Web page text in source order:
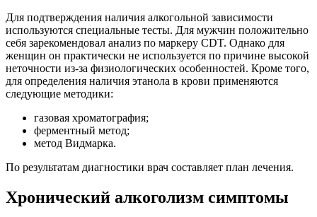
Для подтверждения наличия алкогольной зависимости
используются специальные тесты. Для мужчин положительно
себя зарекомендовал анализ по маркеру CDT. Однако для
женщин он практически не используется по причине высокой
неточности из-за физиологических особенностей. Кроме того,
для определения наличия этанола в крови применяются
следующие методики:
газовая хроматография;
ферментный метод;
метод Видмарка.
По результатам диагностики врач составляет план лечения.
Хронический алкоголизм симптомы